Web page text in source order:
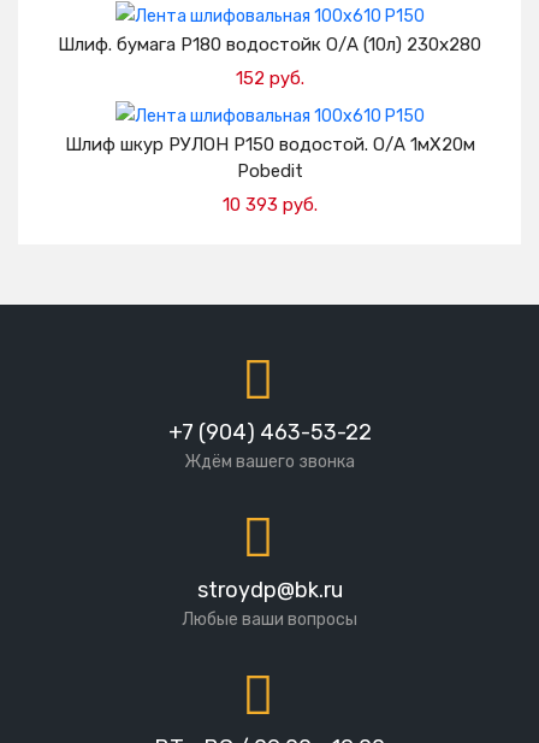
Добавить в корзину
Шлиф. бумага Р180 водостойк О/А (10л) 230х280
152 руб.
Добавить в корзину
Шлиф шкур РУЛОН Р150 водостой. О/А 1мХ20м
Pobedit
10 393 руб.
+7 (904) 463-53-22
Ждём вашего звонка
stroydp@bk.ru
Любые ваши вопросы